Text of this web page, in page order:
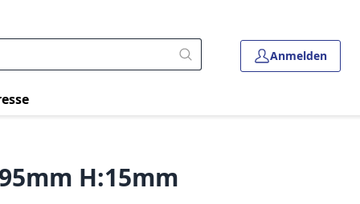
Anmelden
H:15mm